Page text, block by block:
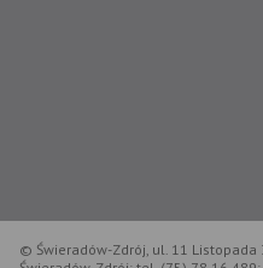
© Świeradów-Zdrój, ul. 11 Listopada